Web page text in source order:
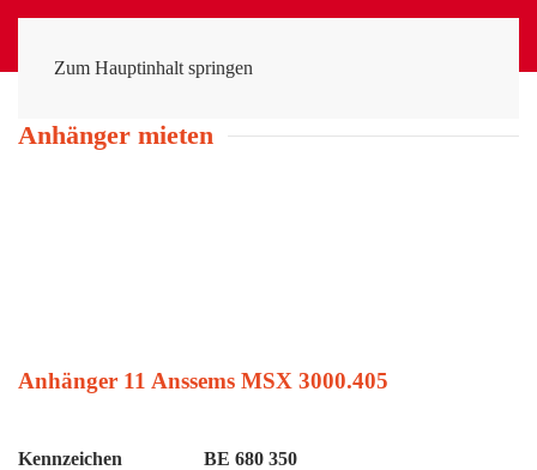
Zum Hauptinhalt springen
Anhänger mieten
Anhänger 11 Anssems MSX 3000.405
Kennzeichen
BE 680 350